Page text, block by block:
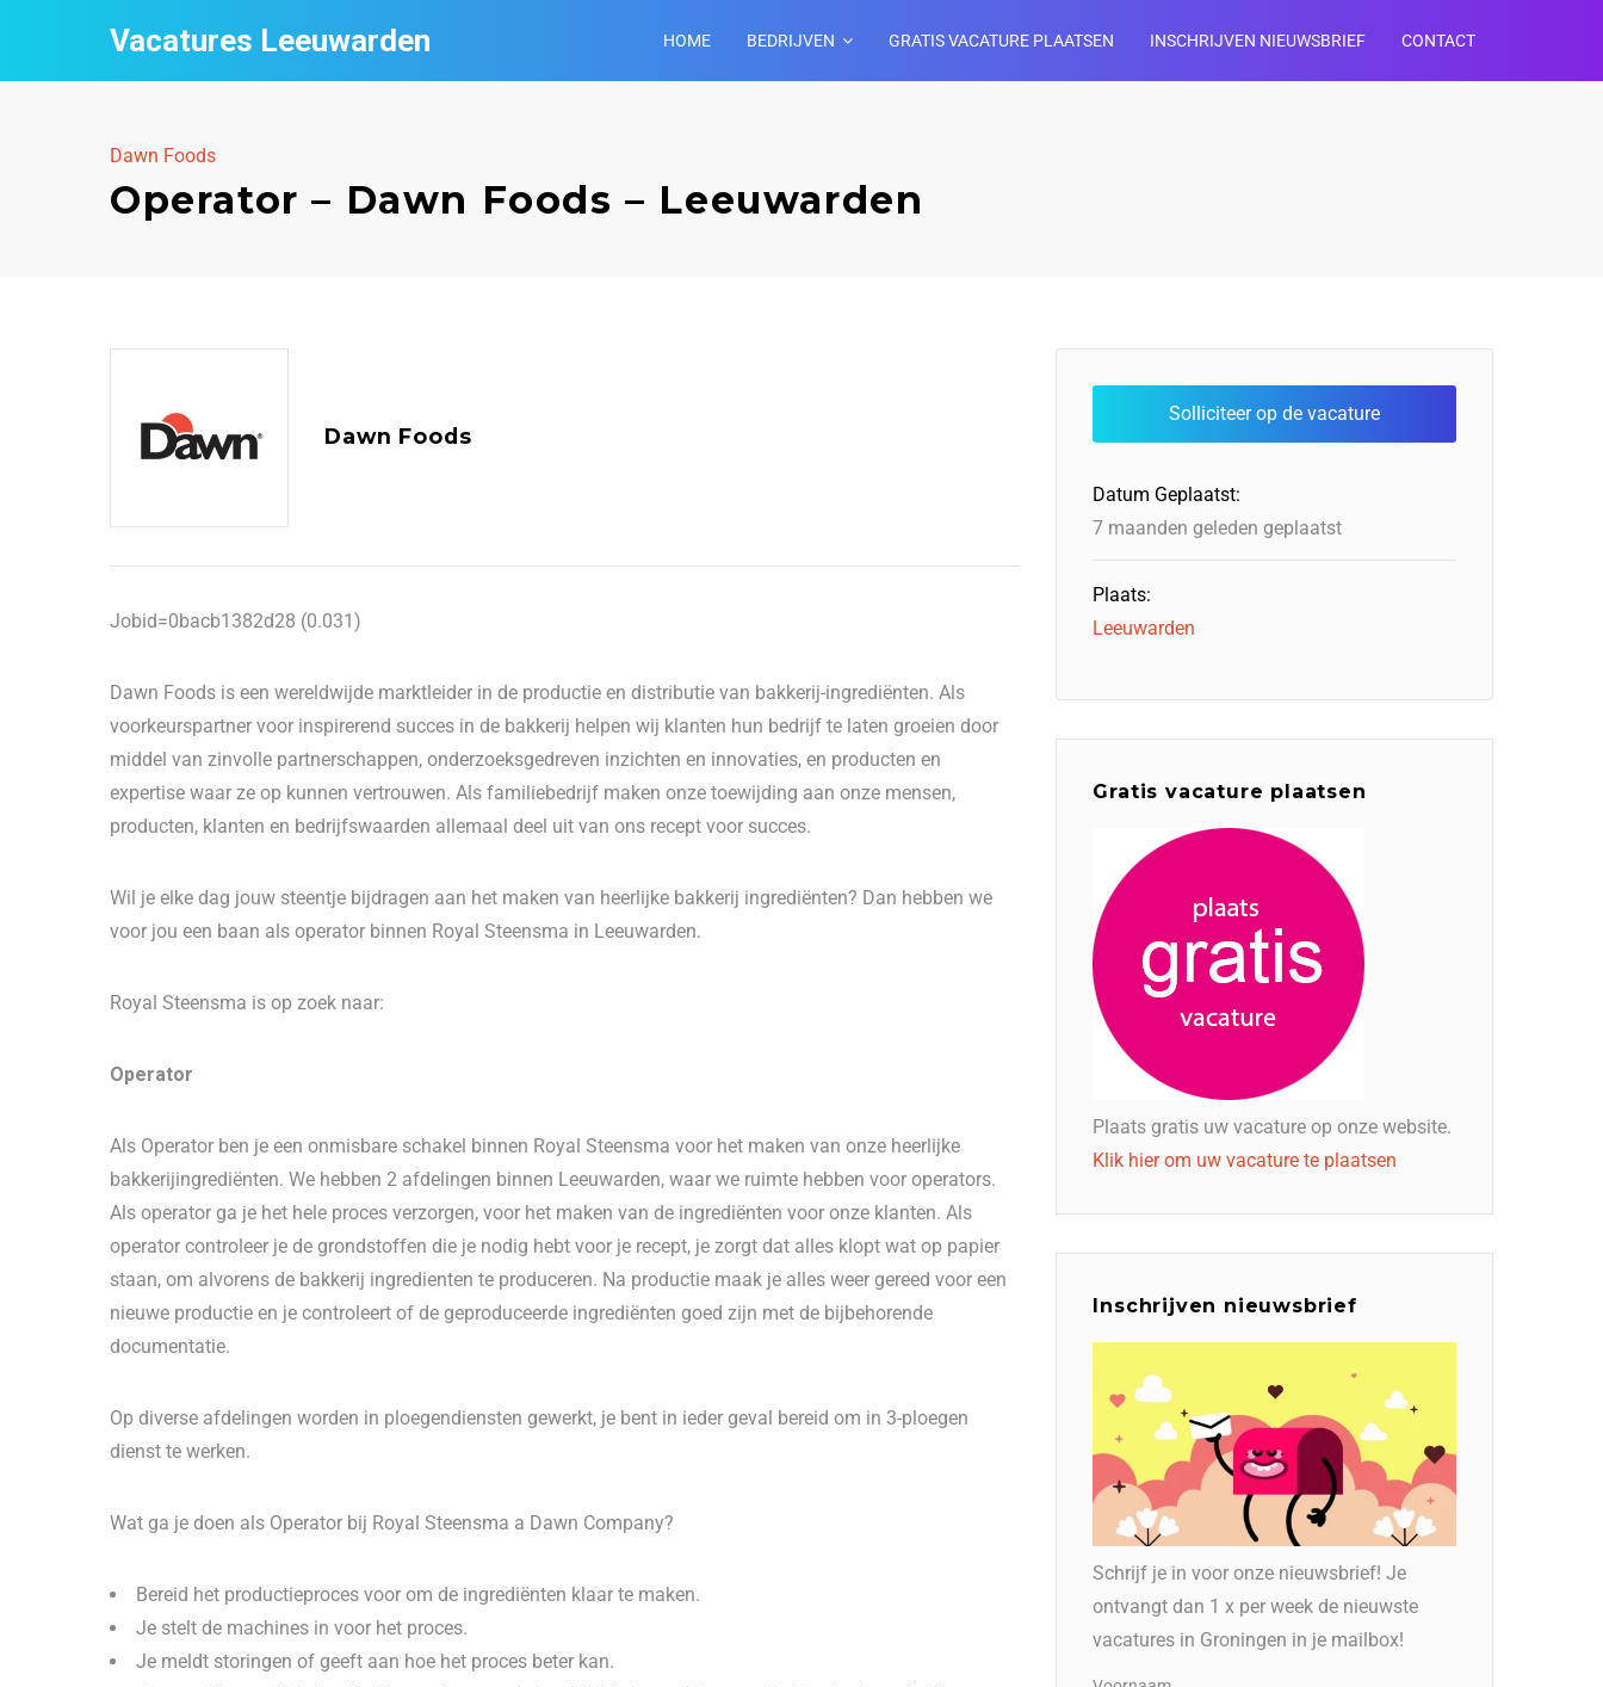
Vacatures Leeuwarden HOME BEDRIJVEN GRATIS VACATURE PLAATSEN INSCHRIJVEN NIEUWSBRIEF CONTACT
Dawn Foods
Operator – Dawn Foods – Leeuwarden
Dawn Foods
Jobid=0bacb1382d28 (0.031)
Dawn Foods is een wereldwijde marktleider in de productie en distributie van bakkerij-ingrediënten. Als
voorkeurspartner voor inspirerend succes in de bakkerij helpen wij klanten hun bedrijf te laten groeien door
middel van zinvolle partnerschappen, onderzoeksgedreven inzichten en innovaties, en producten en
expertise waar ze op kunnen vertrouwen. Als familiebedrijf maken onze toewijding aan onze mensen,
producten, klanten en bedrijfswaarden allemaal deel uit van ons recept voor succes.
Wil je elke dag jouw steentje bijdragen aan het maken van heerlijke bakkerij ingrediënten? Dan hebben we
voor jou een baan als operator binnen Royal Steensma in Leeuwarden.
Royal Steensma is op zoek naar:
Operator
Als Operator ben je een onmisbare schakel binnen Royal Steensma voor het maken van onze heerlijke
bakkerijingrediënten. We hebben 2 afdelingen binnen Leeuwarden, waar we ruimte hebben voor operators.
Als operator ga je het hele proces verzorgen, voor het maken van de ingrediënten voor onze klanten. Als
operator controleer je de grondstoffen die je nodig hebt voor je recept, je zorgt dat alles klopt wat op papier
staan, om alvorens de bakkerij ingredienten te produceren. Na productie maak je alles weer gereed voor een
nieuwe productie en je controleert of de geproduceerde ingrediënten goed zijn met de bijbehorende
documentatie.
Op diverse afdelingen worden in ploegendiensten gewerkt, je bent in ieder geval bereid om in 3-ploegen
dienst te werken.
Wat ga je doen als Operator bij Royal Steensma a Dawn Company?
Bereid het productieproces voor om de ingrediënten klaar te maken.
Je stelt de machines in voor het proces.
Je meldt storingen of geeft aan hoe het proces beter kan.
Datum Geplaatst:
7 maanden geleden geplaatst
Plaats:
Leeuwarden
Gratis vacature plaatsen
Plaats gratis uw vacature op onze website.
Klik hier om uw vacature te plaatsen
Inschrijven nieuwsbrief
Schrijf je in voor onze nieuwsbrief! Je
ontvangt dan 1 x per week de nieuwste
vacatures in Groningen in je mailbox!